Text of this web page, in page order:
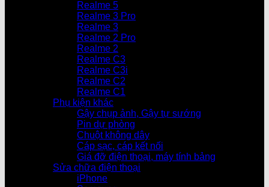
Realme 5
Realme 3 Pro
Realme 3
Realme 2 Pro
Realme 2
Realme C3
Realme C3i
Realme C2
Realme C1
Phụ kiện khác
Gậy chụp ảnh, Gậy tự sướng
Pin dự phòng
Chuột không dây
Cáp sạc, cáp kết nối
Giá đỡ điện thoại, máy tính bảng
Sửa chữa điện thoại
iPhone